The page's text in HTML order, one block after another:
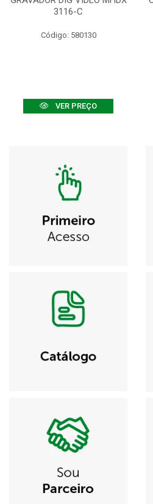
3116-C
Código: 580130
VER PREÇO